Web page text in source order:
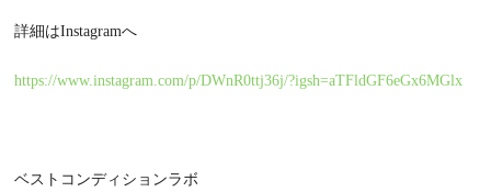
詳細はInstagramへ
https://www.instagram.com/p/DWnR0ttj36j/?igsh=aTFldGF6eGx6MGlx
ベストコンディションラボ